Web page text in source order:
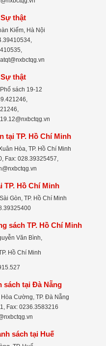
thật
Kiếm, Hà Nội
thật
sách 19-12
tại TP. Hồ Chí Minh
Hòa, TP. Hồ Chí Minh
Fax: 028.39325457,
TP. Hồ Chí Minh
Gòn, TP. Hồ Chí Minh
sách TP. Hồ Chí Minh
Văn Bình,
Hồ Chí Minh
sách tại Đà Nẵng
Cường, TP. Đà Nẵng
Fax: 0236.3583216
sách tại Huế